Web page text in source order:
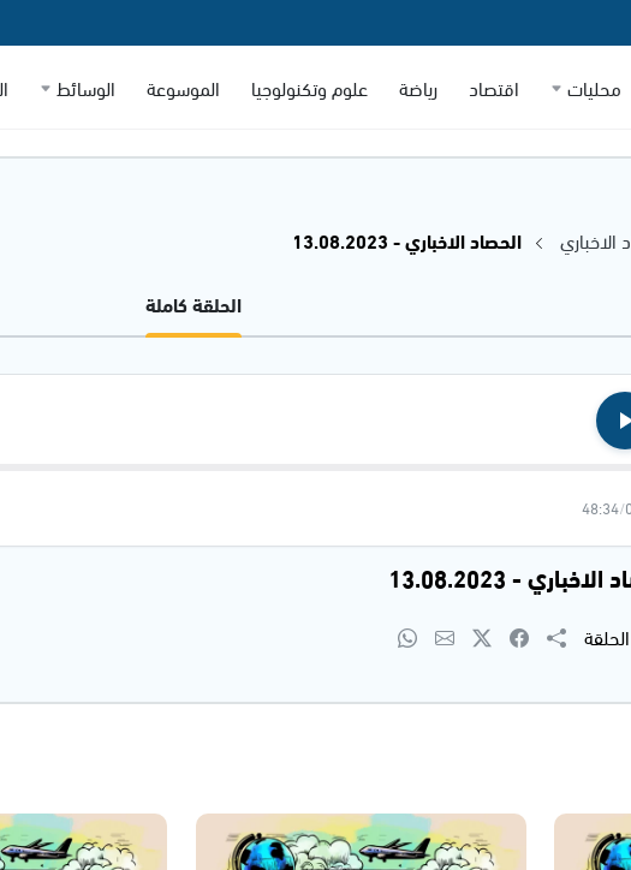
محليات اقتصاد رياضة علوم وتكنولوجيا الموسوعة الوسائط
الاخباري
الحصاد الاخباري - 13.08.2023
الحلقة كاملة
/
48:34
- 13.08.2023